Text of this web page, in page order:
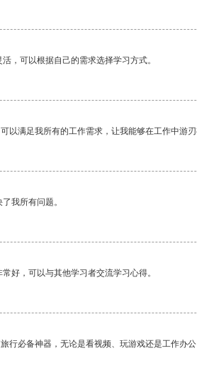
，可以根据自己的需求选择学习方式。
以满足我所有的工作需求，让我能够在工作中游刃
我所有问题。
好，可以与其他学习者交流学习心得。
行必备神器，无论是看视频、玩游戏还是工作办